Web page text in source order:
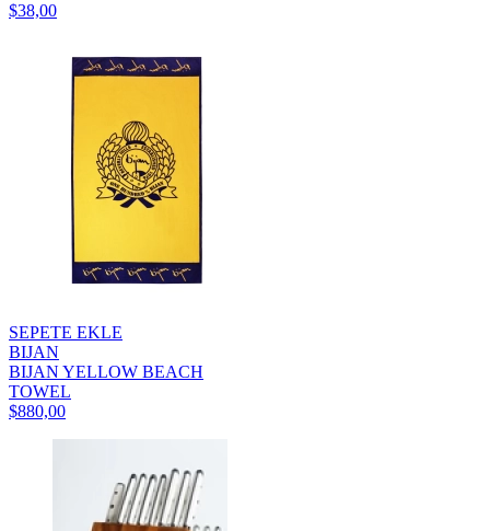
$38,00
SEPETE EKLE
BIJAN
BIJAN YELLOW BEACH
TOWEL
$880,00